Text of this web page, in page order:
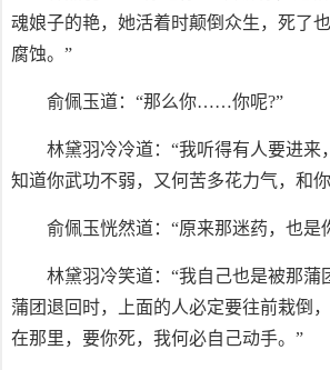
魂娘子的艳，她活着时颠倒众生，死了
腐蚀。”
俞佩玉道：“那么你……你呢?”
林黛羽冷冷道：“我听得有人要进来
知道你武功不弱，又何苦多花力气，和
俞佩玉恍然道：“原来那迷药，也是
林黛羽冷笑道：“我自己也是被那蒲
蒲团退回时，上面的人必定要往前栽倒
在那里，要你死，我何必自己动手。”